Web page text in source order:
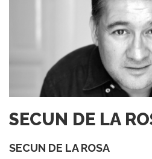
SECUN DE LA
SECUN DE LA ROSA